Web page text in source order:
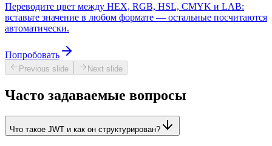
Переводите цвет между HEX, RGB, HSL, CMYK и LAB:
вставьте значение в любом формате — остальные посчитаются
автоматически.
Попробовать
Previous slide Next slide
Часто задаваемые вопросы
Что такое JWT и как он структурирован?